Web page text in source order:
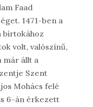
Faad
1471-ben a
birtokához
volt, valószínű,
már állt a
Szent
Mohács felé
6-án érkezett